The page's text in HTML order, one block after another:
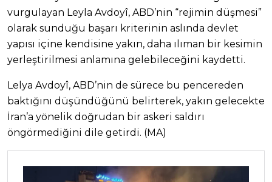
vurgulayan Leyla Avdoyî, ABD’nin “rejimin düşmesi”
olarak sunduğu başarı kriterinin aslında devlet
yapısı içine kendisine yakın, daha ılıman bir kesimin
yerleştirilmesi anlamına gelebileceğini kaydetti.
Lelya Avdoyî, ABD’nin de sürece bu pencereden
baktığını düşündüğünü belirterek, yakın gelecekte
İran’a yönelik doğrudan bir askeri saldırı
öngörmediğini dile getirdi. (MA)